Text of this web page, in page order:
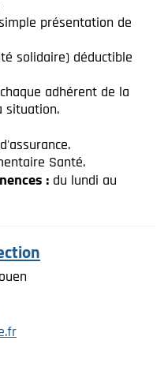
présentation de
solidaire) déductible
adhérent de la
situation.
Santé.
: du lundi au